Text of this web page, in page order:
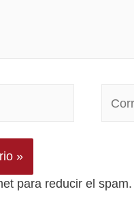
para reducir el spam.